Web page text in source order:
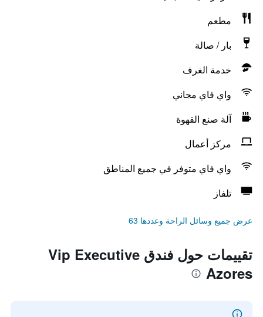
مطعم
بار / صالة
خدمة الغرف
واي فاي مجاني
آلة صنع القهوة
مركز أعمال
واي فاي متوفر في جميع المناطق
تلفاز
عرض جميع وسائل الراحة وعددها 63
تقييمات حول فندق Vip Executive
Azores